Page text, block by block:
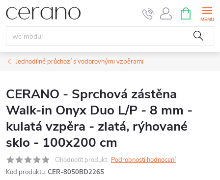
Přejít
na
obsah
NÁKUPNÍ
KOŠÍK
Jednodílné průchozí s vodorovnými vzpěrami
CERANO - Sprchová zástěna
Walk-in Onyx Duo L/P - 8 mm -
kulatá vzpěra - zlatá, rýhované
sklo - 100x200 cm
Ohodnotit produkt Podrobnosti hodnocení
Kód produktu: CER-8050BD2265